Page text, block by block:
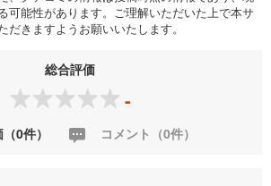
可能性があります。ご理解いただいた上で本サ
だきますようお願いいたします。
総合評価
-
0件） コメント（0件）